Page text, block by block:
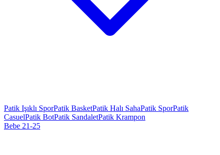
Patik Işıklı SporPatik BasketPatik Halı SahaPatik SporPatik
CasuelPatik BotPatik SandaletPatik Krampon
Bebe 21-25